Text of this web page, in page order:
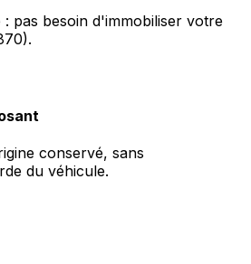
: pas besoin d'immobiliser votre
conservé, sans
du véhicule.